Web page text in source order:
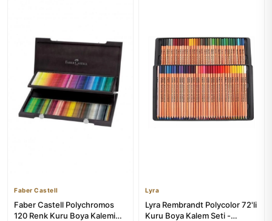
Faber Castell
Faber Castell Polychromos
120 Renk Kuru Boya Kalemi
Lyra
Lyra Rembrandt Polycolor 72'li
Kuru Boya Kalem Seti -